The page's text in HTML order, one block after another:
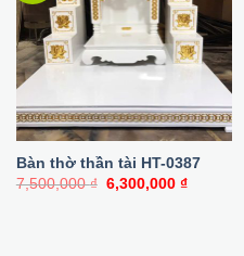
Bàn thờ thần tài HT-0387
7,500,000₫ Giá
6,300,000 ₫Giá